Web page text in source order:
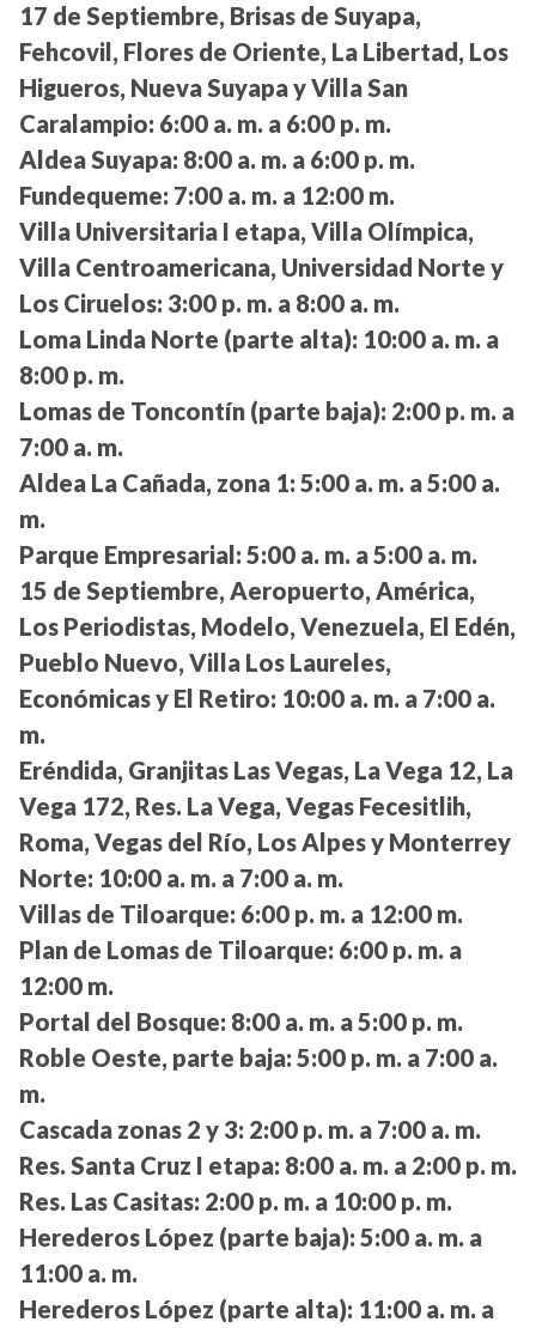
17 de Septiembre, Brisas de Suyapa,
Fehcovil, Flores de Oriente, La Libertad, Los
Higueros, Nueva Suyapa y Villa San
Caralampio: 6:00 a. m. a 6:00 p. m.
Aldea Suyapa: 8:00 a. m. a 6:00 p. m.
Fundequeme: 7:00 a. m. a 12:00 m.
Villa Universitaria I etapa, Villa Olímpica,
Villa Centroamericana, Universidad Norte y
Los Ciruelos: 3:00 p. m. a 8:00 a. m.
Loma Linda Norte (parte alta): 10:00 a. m. a
8:00 p. m.
Lomas de Toncontín (parte baja): 2:00 p. m. a
7:00 a. m.
Aldea La Cañada, zona 1: 5:00 a. m. a 5:00 a.
m.
Parque Empresarial: 5:00 a. m. a 5:00 a. m.
15 de Septiembre, Aeropuerto, América,
Los Periodistas, Modelo, Venezuela, El Edén,
Pueblo Nuevo, Villa Los Laureles,
Económicas y El Retiro: 10:00 a. m. a 7:00 a.
m.
Eréndida, Granjitas Las Vegas, La Vega 12, La
Vega 172, Res. La Vega, Vegas Fecesitlih,
Roma, Vegas del Río, Los Alpes y Monterrey
Norte: 10:00 a. m. a 7:00 a. m.
Villas de Tiloarque: 6:00 p. m. a 12:00 m.
Plan de Lomas de Tiloarque: 6:00 p. m. a
12:00 m.
Portal del Bosque: 8:00 a. m. a 5:00 p. m.
Roble Oeste, parte baja: 5:00 p. m. a 7:00 a.
m.
Cascada zonas 2 y 3: 2:00 p. m. a 7:00 a. m.
Res. Santa Cruz I etapa: 8:00 a. m. a 2:00 p. m.
Res. Las Casitas: 2:00 p. m. a 10:00 p. m.
Herederos López (parte baja): 5:00 a. m. a
11:00 a. m.
Herederos López (parte alta): 11:00 a. m. a